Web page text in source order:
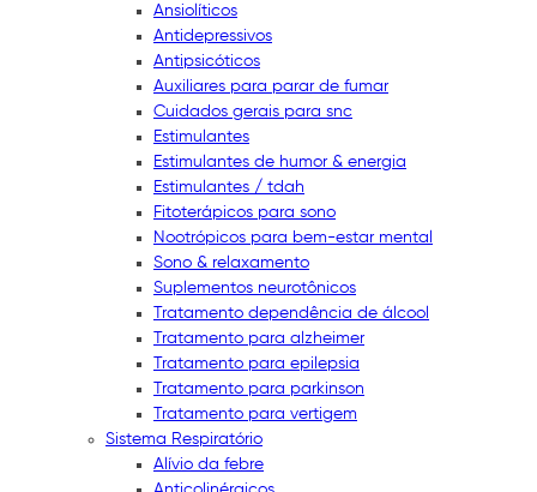
Ansiolíticos
Antidepressivos
Antipsicóticos
Auxiliares para parar de fumar
Cuidados gerais para snc
Estimulantes
Estimulantes de humor & energia
Estimulantes / tdah
Fitoterápicos para sono
Nootrópicos para bem-estar mental
Sono & relaxamento
Suplementos neurotônicos
Tratamento dependência de álcool
Tratamento para alzheimer
Tratamento para epilepsia
Tratamento para parkinson
Tratamento para vertigem
Sistema Respiratório
Alívio da febre